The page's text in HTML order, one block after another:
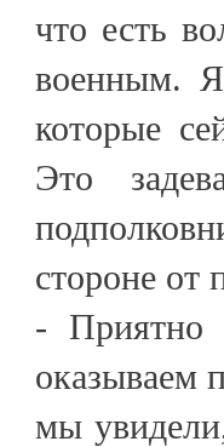
что есть
военным. Я
которые
Это
стороне от
- Приятно
оказываем
мы